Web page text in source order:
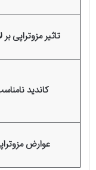
تاثیر مزوتراپی بر
کاندید
عوارض